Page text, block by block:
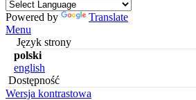
Powered by
Translate
Menu
Język strony
polski
english
Dostępność
Wersja kontrastowa